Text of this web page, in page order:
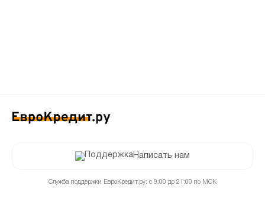
Написать нам
Служба поддержки ЕвроКредит.ру: с 9:00 до 21:00 по МСК